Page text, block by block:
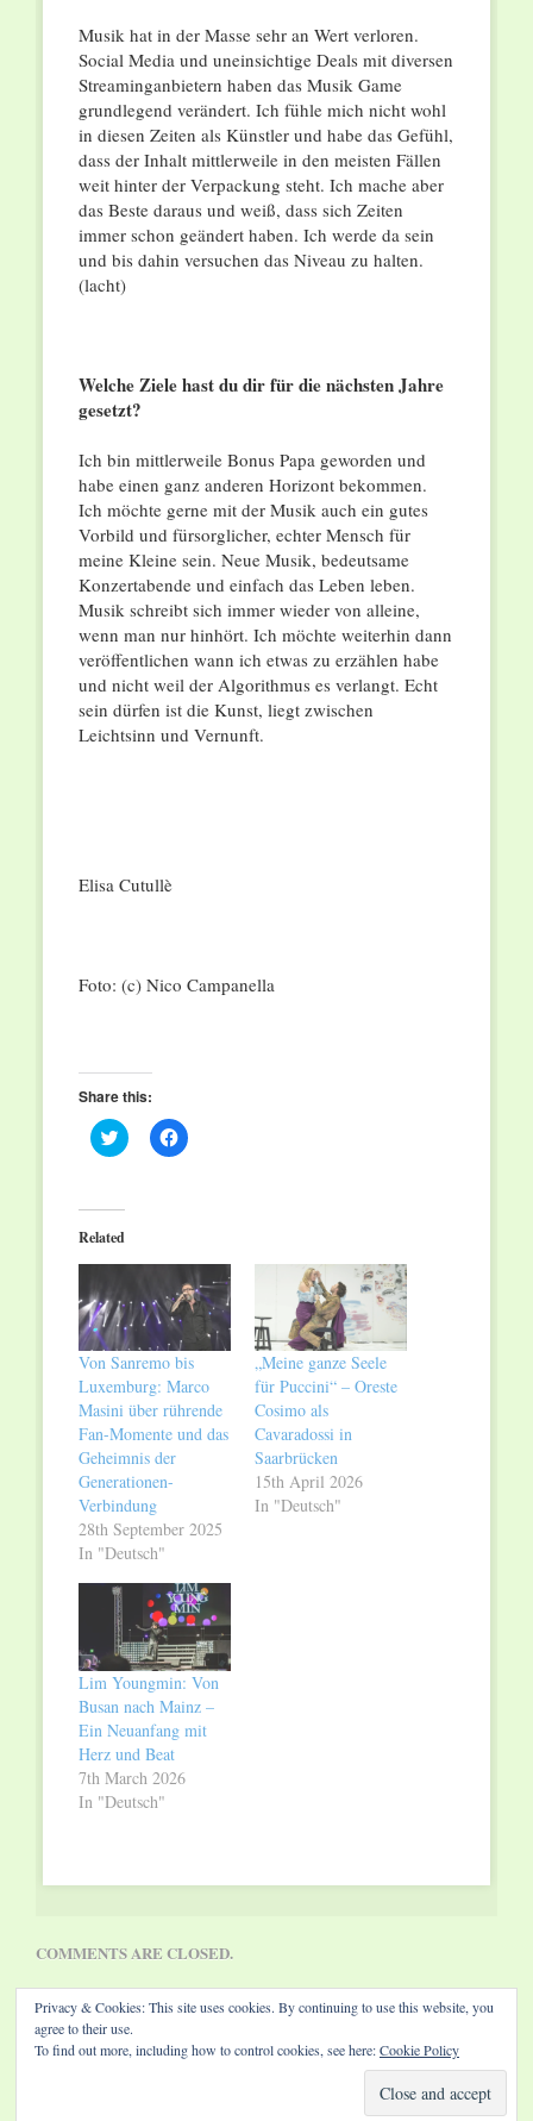
Musik hat in der Masse sehr an Wert verloren.
Social Media und uneinsichtige Deals mit diversen
Streaminganbietern haben das Musik Game
grundlegend verändert. Ich fühle mich nicht wohl
in diesen Zeiten als Künstler und habe das Gefühl,
dass der Inhalt mittlerweile in den meisten Fällen
weit hinter der Verpackung steht. Ich mache aber
das Beste daraus und weiß, dass sich Zeiten
immer schon geändert haben. Ich werde da sein
und bis dahin versuchen das Niveau zu halten.
(lacht)
Welche Ziele hast du dir für die nächsten Jahre
gesetzt?
Ich bin mittlerweile Bonus Papa geworden und
habe einen ganz anderen Horizont bekommen.
Ich möchte gerne mit der Musik auch ein gutes
Vorbild und fürsorglicher, echter Mensch für
meine Kleine sein. Neue Musik, bedeutsame
Konzertabende und einfach das Leben leben.
Musik schreibt sich immer wieder von alleine,
wenn man nur hinhört. Ich möchte weiterhin dann
veröffentlichen wann ich etwas zu erzählen habe
und nicht weil der Algorithmus es verlangt. Echt
sein dürfen ist die Kunst, liegt zwischen
Leichtsinn und Vernunft.
Elisa Cutullè
Foto: (c) Nico Campanella
Share this:
Click
to
(Opens
in
new
Click
to
Related
Von Sanremo bis
Luxemburg: Marco
Masini über rührende
Fan-Momente und das
Geheimnis der
Generationen-
Verbindung
28th September 2025
In "Deutsch"
„Meine ganze Seele
für Puccini“ – Oreste
Cosimo als
Cavaradossi in
Saarbrücken
15th April 2026
In "Deutsch"
Lim Youngmin: Von
Busan nach Mainz –
Ein Neuanfang mit
Herz und Beat
7th March 2026
In "Deutsch"
COMMENTS ARE CLOSED.
Privacy & Cookies: This site uses cookies. By continuing to use this website, you
agree to their use.
To find out more, including how to control cookies, see here:Cookie Policy